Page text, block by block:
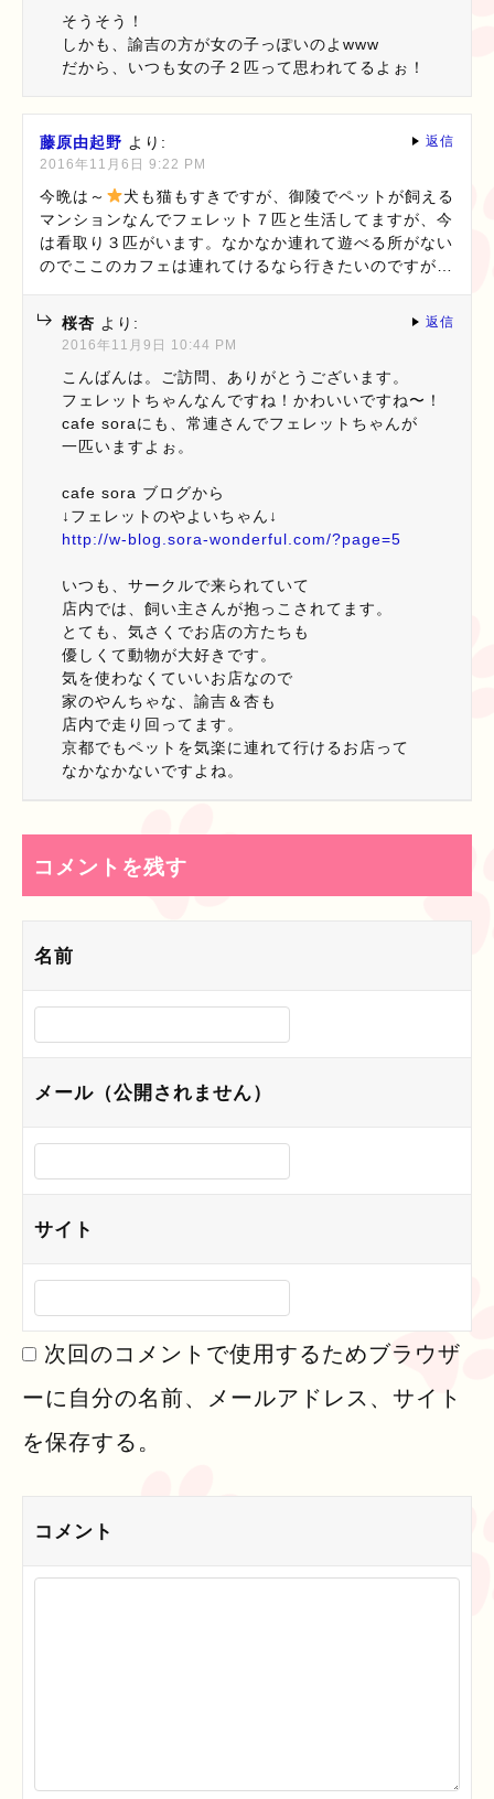
そうそう！
しかも、諭吉の方が女の子っぽいのよwww
だから、いつも女の子２匹って思われてるよぉ！
藤原由起野 より:
2016年11月6日 9:22 PM
今晩は～
犬も猫もすきですが、御陵でペットが飼える
マンションなんでフェレット７匹と生活してますが、今
は看取り３匹がいます。なかなか連れて遊べる所がない
のでここのカフェは連れてけるなら行きたいのですが…
返信
桜杏 より:
2016年11月9日 10:44 PM
こんばんは。ご訪問、ありがとうございます。
フェレットちゃんなんですね！かわいいですね〜！
cafe soraにも、常連さんでフェレットちゃんが
一匹いますよぉ。
cafe sora ブログから
↓フェレットのやよいちゃん↓
http://w-blog.sora-wonderful.com/?page=5
いつも、サークルで来られていて
店内では、飼い主さんが抱っこされてます。
とても、気さくでお店の方たちも
優しくて動物が大好きです。
気を使わなくていいお店なので
家のやんちゃな、諭吉＆杏も
店内で走り回ってます。
京都でもペットを気楽に連れて行けるお店って
なかなかないですよね。
返信
コメントを残す
名前
メール（公開されません）
サイト
次回のコメントで使用するためブラウザ
ーに自分の名前、メールアドレス、サイト
を保存する。
コメント